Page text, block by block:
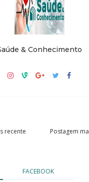
& Conhecimento
recente Postagem
FACEBOOK